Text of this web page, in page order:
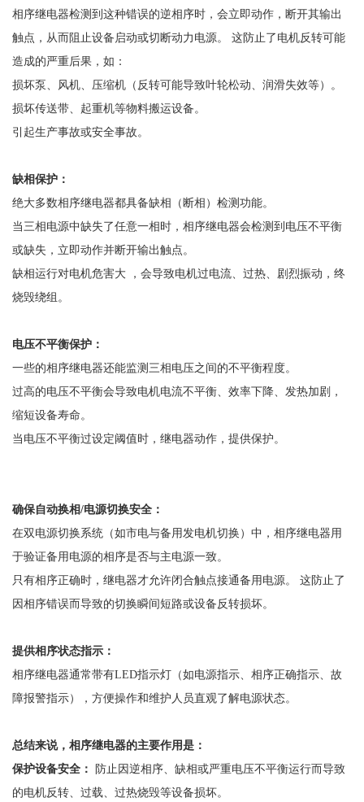
相序继电器检测到这种错误的逆相序时，会立即动作，断开其输出
触点，从而阻止设备启动或切断动力电源。
这防止了电机反转可能
造成的严重后果，如：
损坏泵、风机、压缩机（反转可能导致叶轮松动、润滑失效等）。
损坏传送带、起重机等物料搬运设备。
引起生产事故或安全事故。
缺相保护：
绝大多数相序继电器都具备缺相（断相）检测功能。
当三相电源中缺失了任意一相时，相序继电器会检测到电压不平衡
或缺失，立即动作并断开输出触点。
缺相运行对电机危害大
，会导致电机过电流、过热、剧烈振动，终
烧毁绕组。
电压不平衡保护：
一些的相序继电器还能监测三相电压之间的不平衡程度。
过高的电压不平衡会导致电机电流不平衡、效率下降、发热加剧，
缩短设备寿命。
当电压不平衡过设定阈值时，继电器动作，提供保护。
确保自动换相/电源切换安全：
在双电源切换系统（如市电与备用发电机切换）中，相序继电器用
于验证备用电源的相序是否与主电源一致。
只有相序正确时，继电器才允许闭合触点接通备用电源。
这防止了
因相序错误而导致的切换瞬间短路或设备反转损坏。
提供相序状态指示：
相序继电器通常带有LED指示灯（如电源指示、相序正确指示、故
障报警指示），方便操作和维护人员直观了解电源状态。
总结来说，相序继电器的主要作用是：
保护设备安全：
防止因逆相序、缺相或严重电压不平衡运行而导致
的电机反转、过载、过热烧毁等设备损坏。